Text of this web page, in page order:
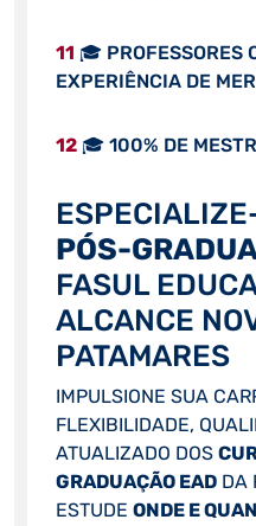
11 🎓 PROFESSORES
EXPERIÊNCIA DE
12🎓 100% DE
PÓS-
FASUL
ALCANCE
PATAMARES
IMPULSIONE SUA
FLEXIBILIDADE,
ATUALIZADO DOS
GRADUAÇÃO EADDA
ESTUDE ONDE E